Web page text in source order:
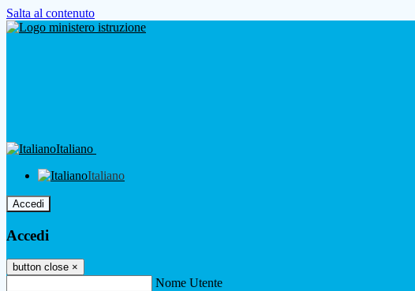
Salta al contenuto
Italiano
Italiano
Accedi
Accedi
button close ×
Nome Utente